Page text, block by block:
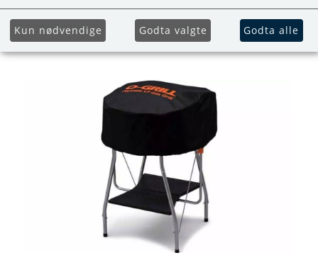
Utgående
Kun nødvendige Godta valgte Godta alle